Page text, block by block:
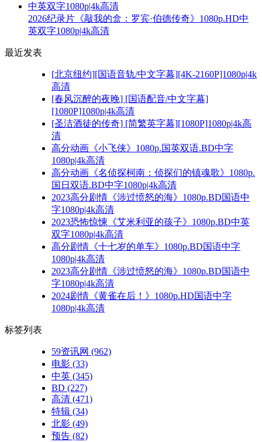
2026纪录片《敲我的盒：罗宾·伯德传奇》1080p.HD中
英双字1080p|4k高清
最近发表
[北京纽约][国语音轨/中文字幕][4K-2160P]1080p|4k
高清
[春风沉醉的夜晚] [国语配音/中文字幕]
[1080P]1080p|4k高清
[圣洁酒徒的传奇] [简繁英字幕][1080P]1080p|4k高
清
高分动画《小飞侠》1080p.国英双语.BD中字
1080p|4k高清
高分动画《名侦探柯南：侦探们的镇魂歌》1080p.
国日双语.BD中字1080p|4k高清
2023高分剧情《涉过愤怒的海》1080p.BD国语中
字1080p|4k高清
2023恐怖惊悚《艾米利亚的孩子》1080p.BD中英
双字1080p|4k高清
高分剧情《十七岁的单车》1080p.BD国语中字
1080p|4k高清
2023高分剧情《涉过愤怒的海》1080p.BD国语中
字1080p|4k高清
2024剧情《黄雀在后！》1080p.HD国语中字
1080p|4k高清
标签列表
59资讯网 (962)
电影 (33)
中英 (345)
BD (227)
高清 (471)
特辑 (34)
北影 (49)
预告 (82)